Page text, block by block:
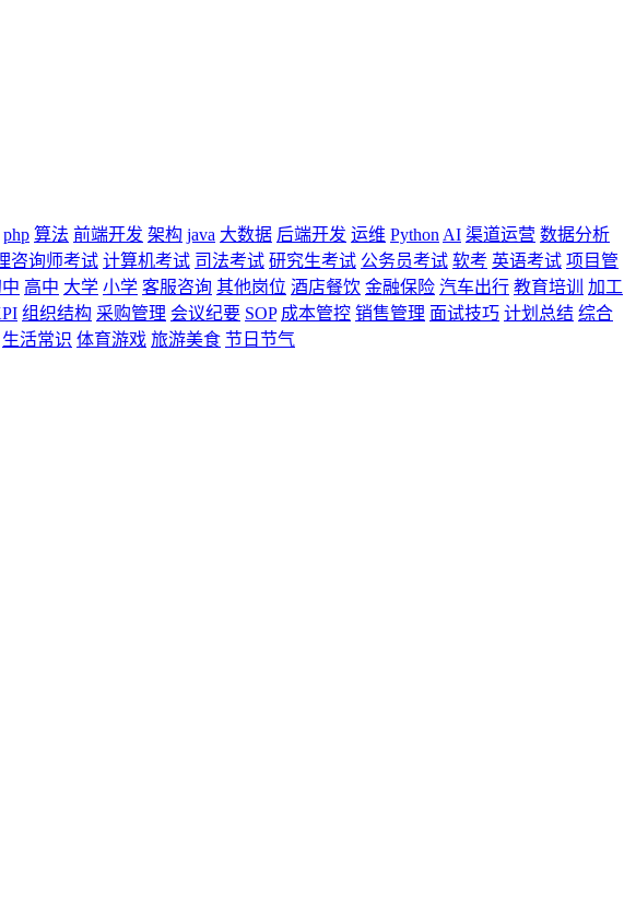
php 算法 前端开发 架构 java 大数据 后端开发 运维 Python AI 渠道运营 数据分析
咨询师考试 计算机考试 司法考试 研究生考试 公务员考试 软考 英语考试 项目管
高中 大学 小学 客服咨询 其他岗位 酒店餐饮 金融保险 汽车出行 教育培训
加工
组织结构 采购管理 会议纪要 SOP 成本管控 销售管理 面试技巧 计划总结 综合
生活常识 体育游戏 旅游美食 节日节气